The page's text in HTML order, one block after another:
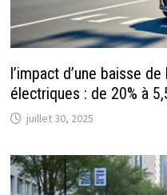
l’impact d’une baisse
électriques : de 20% à
juillet 30, 2025